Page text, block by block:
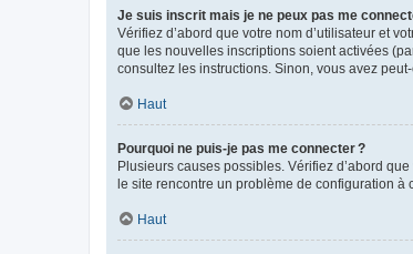
Je suis inscrit mais je ne peux pas me
Vérifiez d’abord que votre nom d’utilisateur et
que les nouvelles inscriptions soient activées
consultez les instructions. Sinon, vous avez
Haut
Pourquoi ne puis-je pas me connecter ?
Plusieurs causes possibles. Vérifiez d’abord
le site rencontre un problème de configuration à
Haut